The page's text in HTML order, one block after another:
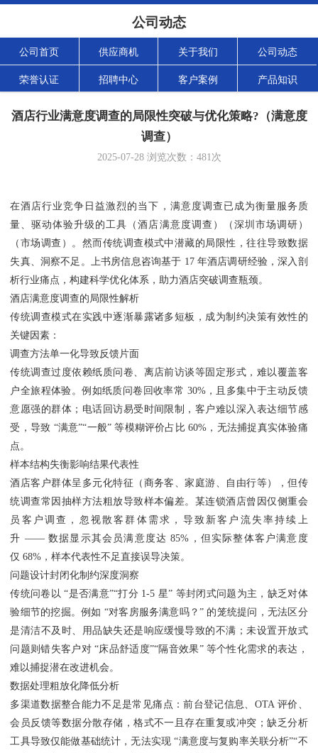
公司动态
公司首页 供应商机 关于我们 公司动态
荣誉认证 招聘中心 客户案例 产品知识
酒店行业满意度调查的局限性突破与优化策略?（满意度
调查）
2025-07-28浏览次数： 481次
在酒店行业竞争日益激烈的当下，满意度调查已成为衡量服务质
量、驱动体验升级的工具（酒店满意度调查）（深圳市场调研）
（市场调查）。然而传统调查模式中潜藏的局限性，往往导致数据
失真、洞察不足。上书房信息咨询基于 17 年酒店调研经验，深入剖
析行业痛点，构建科学优化体系，助力酒店突破调查瓶颈。
酒店满意度调查的局限性解析
传统调查模式在实践中逐渐暴露诸多短板，成为制约决策有效性的
关键因素：
调查方法单一化导致反馈片面
传统调查过度依赖纸质问卷、离店前访谈等固定形式，难以覆盖客
户全旅程体验。例如纸质问卷回收率常 30%，且多集中于主动反馈
意愿强的群体；电话回访易受时间限制，客户难以深入表达细节感
受，导致 “满意”“一般” 等模糊评价占比 60%，无法捕捉真实体验痛
点。
样本结构失衡影响结果代表性
酒店客户群体呈多元化特征（商务客、家庭游、自由行等），但传
统调查常因抽样方法粗放导致样本偏差。某连锁酒店曾因仅侧重会
员客户调查，忽视散客群体需求，导致新客户流失率持续上
升 —— 数据显示其会员满意度达 85%，但实际整体客户满意度
仅 68%，样本代表性不足直接误导决策。
问题设计封闭化制约深度洞察
传统问卷以 “是否满意”“打分 1-5 星” 等封闭式问题为主，缺乏对体
验细节的挖掘。例如 “对客房服务满意吗？” 的笼统提问，无法区分
是清洁不及时、用品缺失还是响应缓慢导致的不满；未设置开放式
问题则错失客户对 “床品舒适度”“隔音效果” 等个性化需求的表达，
难以捕捉潜在改进机会。
数据处理粗放化降低分析
多渠道数据整合能力不足是常见痛点：前台登记信息、OTA 评价、
会员反馈等数据分散存储，格式不一且存在重复或冲突；缺乏分析
工具导致仅能做基础统计，无法实现 “满意度与复购率关联分析”“不